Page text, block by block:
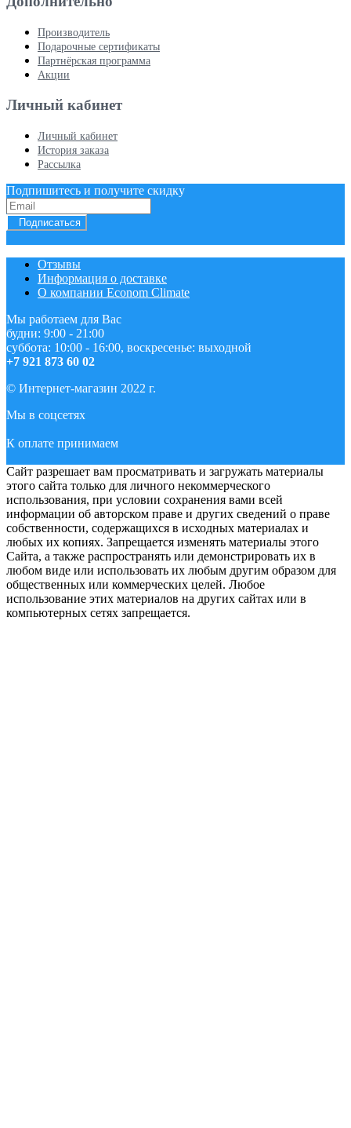
Производитель
Подарочные сертификаты
Партнёрская программа
Акции
Личный кабинет
Личный кабинет
История заказа
Рассылка
Подпишитесь и получите скидку
Подписаться
Отзывы
Информация о доставке
О компании Econom Climate
Мы работаем для Вас
будни: 9:00 - 21:00
суббота: 10:00 - 16:00, воскресенье: выходной
+7 921 873 60 02
© Интернет-магазин 2022 г.
Мы в соцсетях
К оплате принимаем
Сайт разрешает вам просматривать и загружать материалы
этого сайта только для личного некоммерческого
использования, при условии сохранения вами всей
информации об авторском праве и других сведений о праве
собственности, содержащихся в исходных материалах и
любых их копиях. Запрещается изменять материалы этого
Сайта, а также распространять или демонстрировать их в
любом виде или использовать их любым другим образом для
общественных или коммерческих целей. Любое
использование этих материалов на других сайтах или в
компьютерных сетях запрещается.